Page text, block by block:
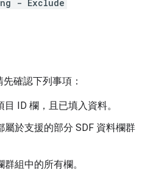
- Exclude
確認下列事項：
ID 欄，且已填入資料。
屬於支援的部分 SDF 資料欄群
組中的所有欄。